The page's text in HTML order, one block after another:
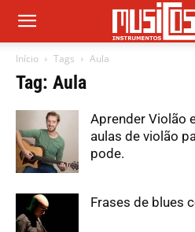
Início Tags Aula
Tag: Aula
Aprender Violão
aulas de violão
pode.
Frases de blues